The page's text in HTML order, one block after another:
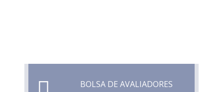
BOLSA DE AVALIADORES